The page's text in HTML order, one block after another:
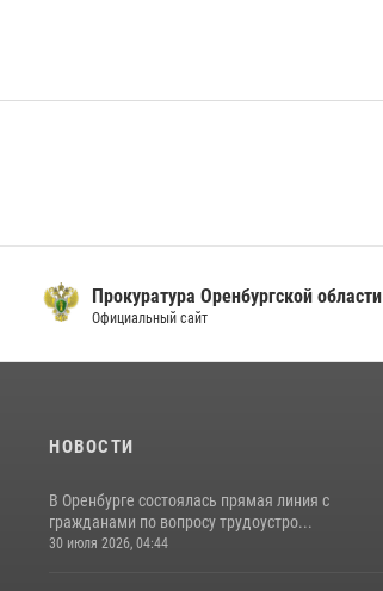
Прокуратура Оренбургской области
Официальный сайт
НОВОСТИ
В Оренбурге состоялась прямая линия с
гражданами по вопросу трудоустро...
30 июля 2026, 04:44